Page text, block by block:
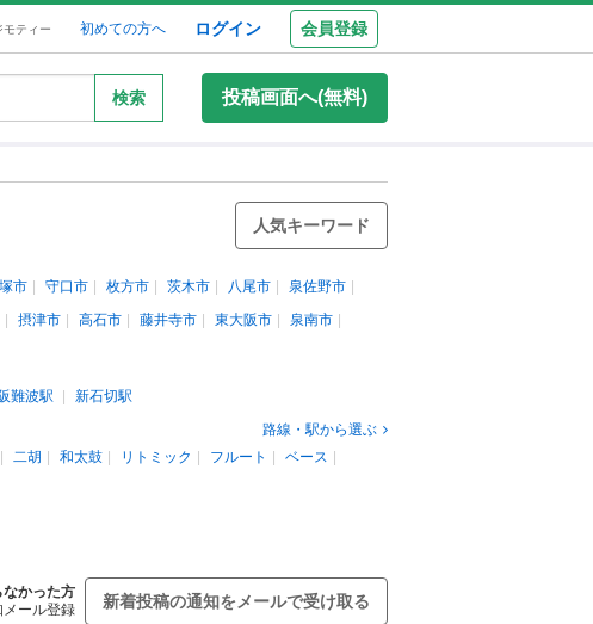
モティー 初めての方へ ログイン 会員登録
検索 投稿画面へ(無料)
人気キーワード
市 守口市 枚方市 茨木市 八尾市
泉佐野市
摂津市 高石市 藤井寺市 東大阪市
泉南市
難波駅
新石切駅
路線・駅から選ぶ
二胡 和太鼓 リトミック フルート
ベース
かった方
ール登録
新着投稿の通知をメールで受け取る